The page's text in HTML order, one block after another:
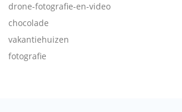
drone-fotografie-en-video
chocolade
vakantiehuizen
fotografie